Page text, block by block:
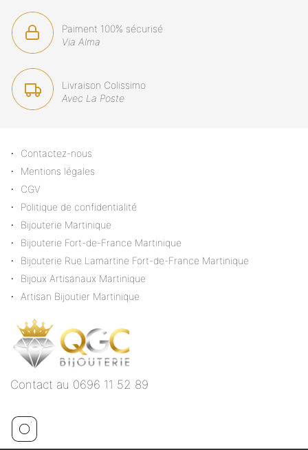
Paiment 100% sécurisé
Via Alma
Livraison Colissimo
Avec La Poste
Contactez-nous
Mentions légales
CGV
Politique de confidentialité
Bijouterie Martinique
Bijouterie Fort-de-France Martinique
Bijouterie Rue Lamartine Fort-de-France Martinique
Bijoux Artisanaux Martinique
Artisan Bijoutier Martinique
Contact au 0696 11 52 89